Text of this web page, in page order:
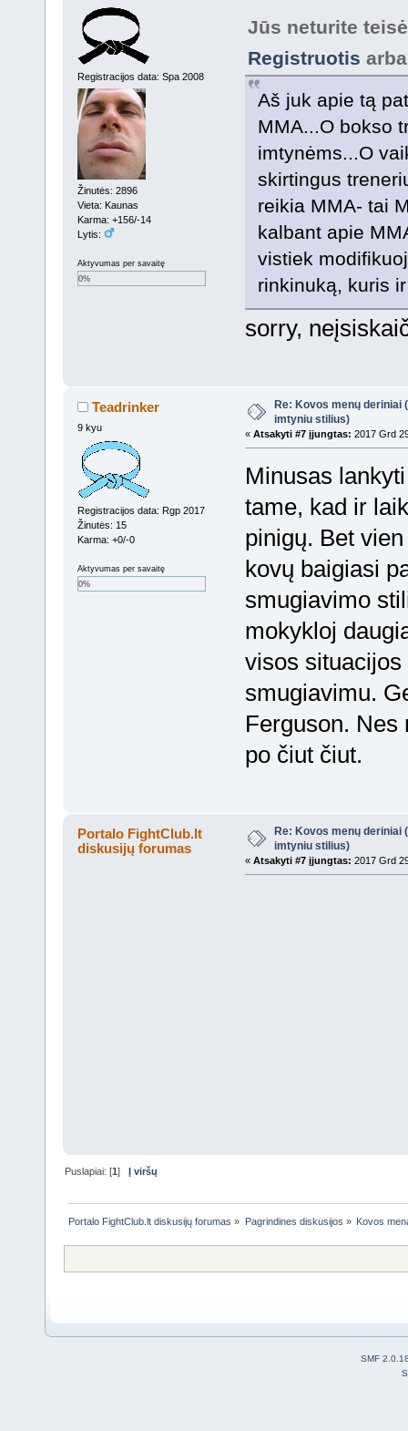
Registracijos data: Spa 2008
Žinutės: 2896
Vieta: Kaunas
Karma: +156/-14
Lytis:
Aktyvumas per savaitę
0%
Jūs neturite
Registruotis
Aš juk apie tą
MMA...O bokso
imtynėms...O
skirtingus
reikia MMA- tai
kalbant apie
vistiek
rinkinuką, kuris
sorry,
Teadrinker
9 kyu
Registracijos data: Rgp 2017
Žinutės: 15
Karma: +0/-0
Aktyvumas per savaitę
0%
Re: Kovos menų deriniai
imtyniu stilius)
« Atsakyti #7 įjungtas: 2017 Grd
Minusas
tame, kad ir
pinigų. Bet
kovų baigiasi
smugiavimo
mokykloj
visos
smugiavimu.
Ferguson.
po čiut čiut.
Portalo FightClub.lt
diskusijų forumas
Re: Kovos menų deriniai
imtyniu stilius)
« Atsakyti #7 įjungtas: 2017 Grd
Puslapiai: [1]Į viršų
Portalo FightClub.lt diskusijų forumas » Pagrindines diskusijos » Kovos
SMF